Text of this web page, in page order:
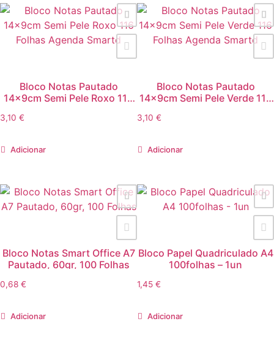
Bloco Notas Pautado
14x9cm Semi Pele Roxo 116
3,10 €
Adicionar
Bloco Notas Pautado
14x9cm Semi Pele Verde 116
3,10 €
Adicionar
Bloco Notas Smart Office A7
Pautado, 60gr, 100 Folhas
0,68 €
Adicionar
Bloco Papel Quadriculado A4
100folhas – 1un
1,45 €
Adicionar